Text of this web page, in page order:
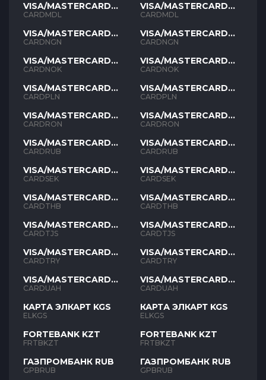
VISA/MASTERCARD
MDL
CARDMDL
VISA/MASTERCARD
NGN
CARDNGN
VISA/MASTERCARD
NOK
CARDNOK
VISA/MASTERCARD
PLN
CARDPLN
VISA/MASTERCARD
RON
CARDRON
VISA/MASTERCARD
RUB
CARDRUB
VISA/MASTERCARD
SEK
CARDSEK
VISA/MASTERCARD
THB
CARDTHB
VISA/MASTERCARD
TJS
CARDTJS
VISA/MASTERCARD
TYR
CARDTRY
VISA/MASTERCARD
UAH
CARDUAH
КАРТА ЭЛКАРТ KGS
ELKGS
FORTEBANK KZT
FRTBKZT
ГАЗПРОМБАНК RUB
GPBRUB
VISA/MASTERCARD
MDL
CARDMDL
VISA/MASTERCARD
NGN
CARDNGN
VISA/MASTERCARD
NOK
CARDNOK
VISA/MASTERCARD
PLN
CARDPLN
VISA/MASTERCARD
RON
CARDRON
VISA/MASTERCARD
RUB
CARDRUB
VISA/MASTERCARD
SEK
CARDSEK
VISA/MASTERCARD
THB
CARDTHB
VISA/MASTERCARD
TJS
CARDTJS
VISA/MASTERCARD
TYR
CARDTRY
VISA/MASTERCARD
UAH
CARDUAH
КАРТА ЭЛКАРТ KGS
ELKGS
FORTEBANK KZT
FRTBKZT
ГАЗПРОМБАНК RUB
GPBRUB